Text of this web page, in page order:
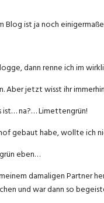
ist ja noch
dann renne ich im
jetzt wisst ihr
ist… na?… Limettengrün!
gebaut habe, wollte ich
eben…
damaligen Partner
und war dann so